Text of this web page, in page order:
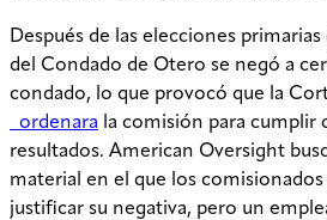
Después de las elecciones
del Condado de Otero se negó a
condado, lo que provocó que la
ordenara la comisión para cumplir
resultados. American Oversight
material en el que los comisionados
justificar su negativa, pero un